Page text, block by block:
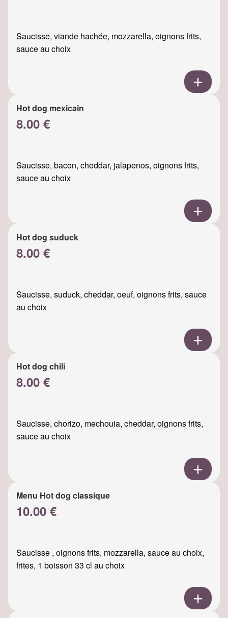
Saucisse, viande hachée, mozzarella, oignons frits,
sauce au choix
Hot dog mexicain
8.00 €
Saucisse, bacon, cheddar, jalapenos, oignons frits,
sauce au choix
Hot dog suduck
8.00 €
Saucisse, suduck, cheddar, oeuf, oignons frits, sauce
au choix
Hot dog chili
8.00 €
Saucisse, chorizo, mechouia, cheddar, oignons frits,
sauce au choix
Menu Hot dog classique
10.00 €
Saucisse , oignons frits, mozzarella, sauce au choix,
frites, 1 boisson 33 cl au choix